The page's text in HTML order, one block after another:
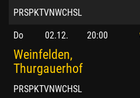
PRSPKTVNWCHSL
Do 02.12. 20:00
Weinfelden,
Thurgauerhof
PRSPKTVNWCHSL